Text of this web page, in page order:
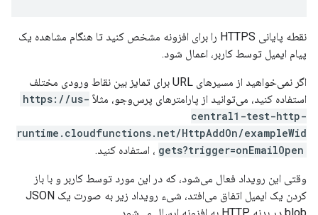
نقطه پایانی HTTPS را برای افزونه مشخص کنید تا هنگام مشاهده یک
پیام ایمیل توسط کاربر، اعمال شود.
اگر نمی‌خواهید از مسیرهای URL برای تمایز بین نقاط ورودی مختلف
استفاده کنید، می‌توانید از پارامترهای پرس‌وجو، مثلاً https://us-
central1-test-http-
runtime.cloudfunctions.net/HttpAddOn/exampleWid
gets?trigger=onEmailOpen ، استفاده کنید.
وقتی این رویداد فعال می‌شود، که در این مورد توسط کاربر و با باز
کردن یک ایمیل اتفاق می‌افتد، شیء رویداد زیر به صورت یک JSON